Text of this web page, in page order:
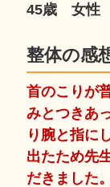
45歳 女性
整体の感
首のこりが
みとつきあ
り腕と指に
出たため先
だきました。